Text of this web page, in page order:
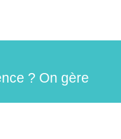
? On gère